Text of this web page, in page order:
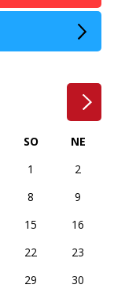
SO
NE
1
2
8
9
15
16
22
23
29
30